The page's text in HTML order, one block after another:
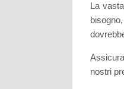
La
nostri